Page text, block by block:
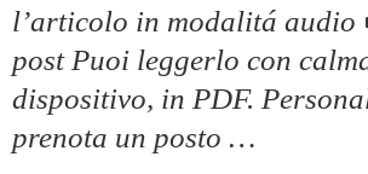
l’articolo in modalitá audio
post Puoi leggerlo con
dispositivo, in PDF.
prenota un posto …